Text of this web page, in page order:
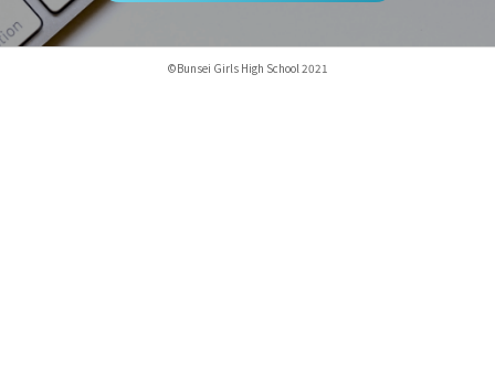
©Bunsei Girls High School 2021